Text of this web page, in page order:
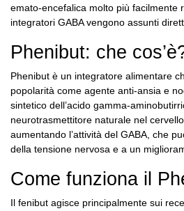
emato-encefalica molto più facilmente
integratori GABA vengono assunti
Phenibut: che
Phenibut è un integratore alimentare
popolarità come agente anti-ansia e
sintetico dell’acido gamma-
neurotrasmettitore naturale nel
aumentando l’attività del GABA, che
della tensione nervosa e a un
Come funziona il
Il fenibut agisce principalmente sui